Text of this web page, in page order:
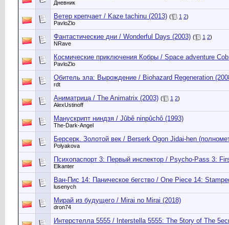
Дневник
Ветер крепчает / Kaze tachinu (2013) ( 1 2)
PavloZlo
Фантастические дни / Wonderful Days (2003) ( 1 2)
NRave
Космические приключения Кобры / Space adventure
PavloZlo
Обитель зла: Вырождение / Biohazard Regeneration
rdt
Аниматрица / The Animatrix (2003) ( 1 2)
AlexUstinoff
Манускрипт ниндзя / Jûbê ninpûchô (1993)
The-Dark-Angel
Берсерк. Золотой век / Berserk Ogon Jidai-hen
Polyakova
Психопаспорт 3: Первый инспектор / Psycho-Pass 3:
Elkanter
Ван-Пис 14: Паническое бегство / One Piece 14:
lusenych
Мирай из будущего / Mirai no Mirai (2018)
dron74
Интерстелла 5555 / Interstella 5555: The 5tory of The